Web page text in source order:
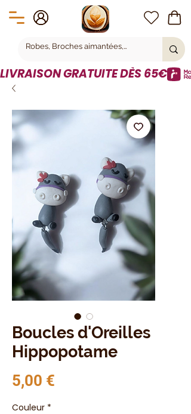
LIVRAISON GRATUITE DÈS 65€
Boucles d'Oreilles
Hippopotame
5,00 €
Couleur *